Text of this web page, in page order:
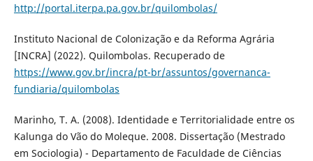
http://portal.iterpa.pa.gov.br/quilombolas/
Instituto Nacional de Colonização e da Reforma Agrária
[INCRA] (2022). Quilombolas. Recuperado de
https://www.gov.br/incra/pt-br/assuntos/governanca-
fundiaria/quilombolas
Marinho, T. A. (2008). Identidade e Territorialidade entre os
Kalunga do Vão do Moleque. 2008. Dissertação (Mestrado
em Sociologia) - Departamento de Faculdade de Ciências